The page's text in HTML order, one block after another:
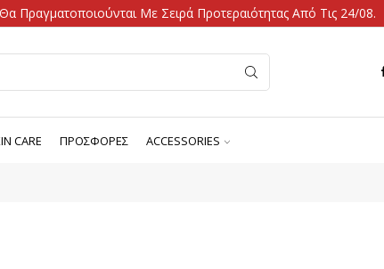
Με Σειρά Προτεραιότητας Από Τις 24/08.
CARE ΠΡΟΣΦΟΡΕΣ ACCESSORIES